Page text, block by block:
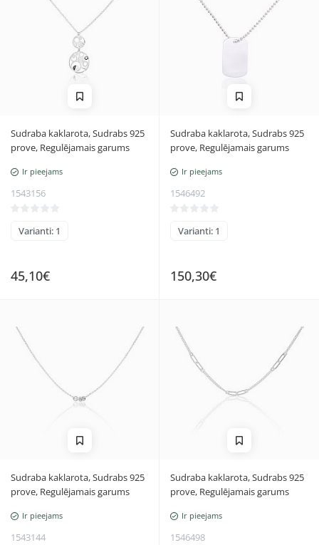
Sudraba kaklarota, Sudrabs 925
prove, Regulējamais garums
Ir pieejams
1543156
Varianti: 1
45,10€
Sudraba kaklarota, Sudrabs 925
prove, Regulējamais garums
Ir pieejams
1546492
Varianti: 1
150,30€
Sudraba kaklarota, Sudrabs 925
prove, Regulējamais garums
Ir pieejams
1543144
Sudraba kaklarota, Sudrabs 925
prove, Regulējamais garums
Ir pieejams
1546498